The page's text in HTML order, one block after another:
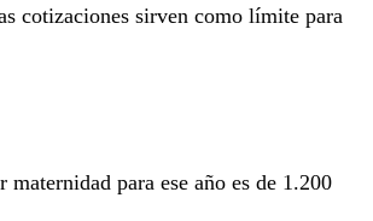
cotizaciones sirven como límite para
para ese año es de 1.200